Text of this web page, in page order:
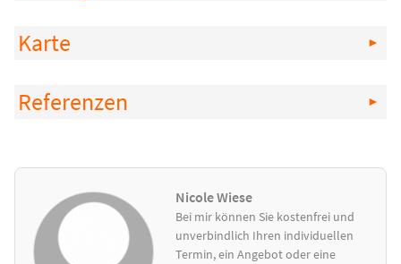
Karte
Referenzen
Nicole Wiese
Bei mir können Sie kostenfrei und
unverbindlich Ihren individuellen
Termin, ein Angebot oder eine